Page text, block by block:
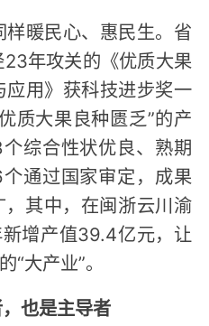
暖民心、惠民生。省
年攻关的《优质大果
用》获科技进步奖一
质大果良种匮乏”的产
综合性状优良、熟期
通过国家审定，成果
其中，在闽浙云川渝
增产值39.4亿元，让
“大产业”。
也是主导者